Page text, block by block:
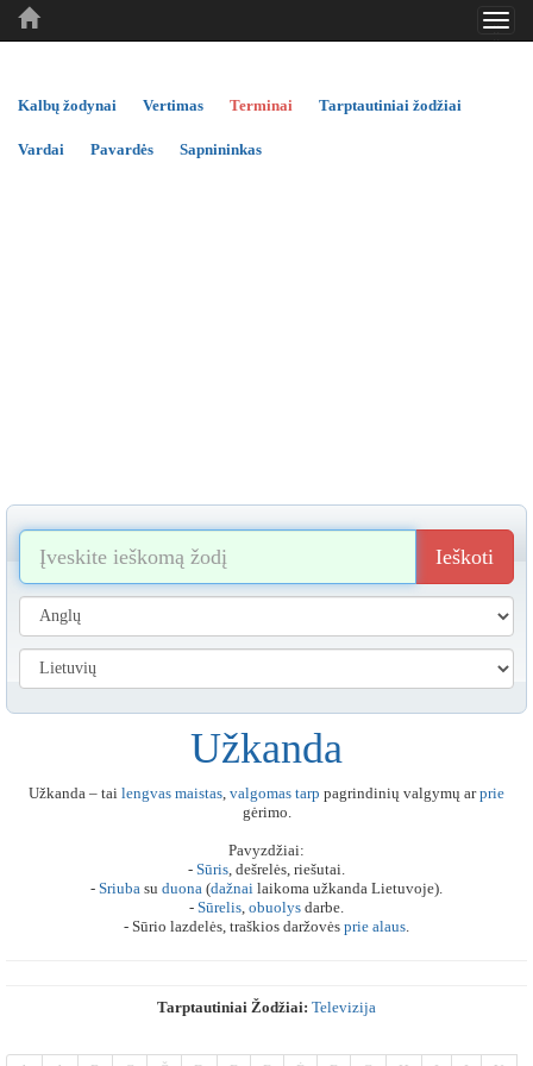
..
..
Kalbų žodynai Vertimas Terminai Tarptautiniai žodžiai
Vardai Pavardės Sapnininkas
Ieškoti
Užkanda
Užkanda – tai lengvas maistas, valgomas tarp pagrindinių valgymų arprie
gėrimo.
Pavyzdžiai:
- Sūris, dešrelės, riešutai.
- Sriuba su duona (dažnai laikoma užkanda Lietuvoje).
- Sūrelis, obuolys darbe.
- Sūrio lazdelės, traškios daržovės prie alaus.
Tarptautiniai Žodžiai: Televizija